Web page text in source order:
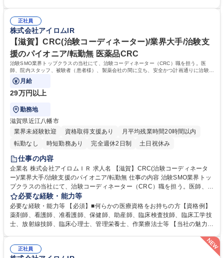
が勤務しているため、チーム制にて負担を分散させることができ、比較的
柔軟な働き方が可能。 募集職種 【京都】CRC(治験コーディネーター)/業
界大手/治験支援のパイオニア/転勤無
いるためメンバー同士で協力して休日を取得することが可能。残業も月平
均15h程、コアタイム無のフレックス■研修：新卒採用を早期に実施した
歴史があるため座学やOJT含め育成環境は整備。入社後導入研修＋6ヶ月
間のOJT研修（実地研修）を想定。CRC/SMA社内認定制度有 学歴・資格
学歴：大学院 大学 高専 短大 専修学校 語学力： 資格：看護師 診療放射線
技師 臨床工学技士
正社員
株式会社アイロムIR
【滋賀】CRC(治験コーディネーター)/業界大手/治験支
援のパイオニア/転勤無 医薬品CRC
治験SMO業界トップクラスの当社にて、治験コーディネーター（CRC）職を担う。医
師、院内スタッフ、被験者（患者様）、製薬会社の間に立ち、安全かつ計画通りに治験が
進行するよう支援する。
月給
29万円以上
勤務地
滋賀県近江八幡市
業界未経験歓迎
資格取得支援あり
月平均残業時間20時間以内
転勤なし
時短勤務あり 完全週休2日制 土日祝休み
仕事の内容
企業名 株式会社アイロムＩＲ 求人名 【滋賀】CRC(治験コーディネータ
ー)/業界大手/治験支援のパイオニア/転勤無 仕事の内容 治験SMO業界トッ
プクラスの当社にて、治験コーディネーター（CRC）職を担う。医師、院
内スタッフ、被験者（患者様）、製薬会社の間に立ち、安全かつ計画通り
に治験が進行するよう支援する。 【具体的には】治験が円滑に進むよう、
医師・院内スタッフ・被験者および製薬会社モニターの間に立ち、GCPを
遵守し、十分な安全を確保できる体制を維持しつつ、治験の開始から終了
慣病や癌、高齢化に伴う疾患等【当社の特徴】1つの施設に複数名のCRC
が勤務しているため、チーム制にて負担を分散させることができ、比較的
必要な経験・能力等
必要な経験・能力等 【必須】■何らかの医療資格をお持ちの方【資格例】
薬剤師、看護師、准看護師、保健師、助産師、臨床検査技師、臨床工学技
士、放射線技師、臨床心理士、管理栄養士、作業療法士等 【当社の魅力】
け負うため幅の広いキャリア形成が可能。■働き方：チーム制を採用して
いるためメンバー同士で協力して休日を取得することが可能。残業も月平
正社員